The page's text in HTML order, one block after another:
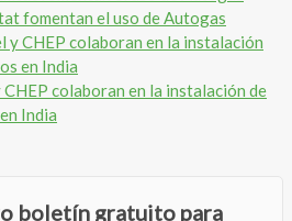
fomentan el uso de Autogas
colaboran en la instalación de
India
boletín gratuito para